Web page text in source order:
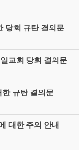
당회 규탄 결의문
교회 당회 결의문
한 규탄 결의문
대한 주의 안내